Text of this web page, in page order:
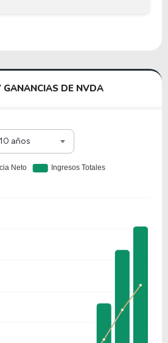
GANANCIAS DE NVDA
10 años